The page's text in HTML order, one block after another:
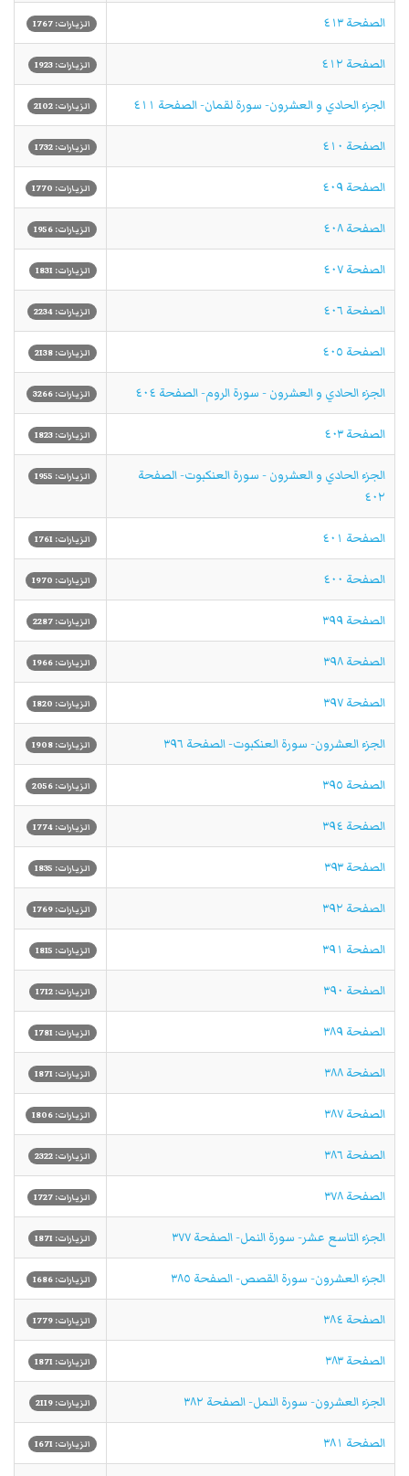
الصفحة ٤١٣ الزيارات: 1767
الصفحة ٤١٢ الزيارات: 1923
الجزء الحادي و العشرون- سورة لقمان- الصفحة ٤١١ الزيارات: 2102
الصفحة ٤١٠ الزيارات: 1732
الصفحة ٤٠٩ الزيارات: 1770
الصفحة ٤٠٨ الزيارات: 1956
الصفحة ٤٠٧ الزيارات: 1831
الصفحة ٤٠٦ الزيارات: 2234
الصفحة ٤٠٥ الزيارات: 2138
الجزء الحادي و العشرون - سورة الروم- الصفحة ٤٠٤ الزيارات: 3266
الصفحة ٤٠٣ الزيارات: 1823
الجزء الحادي و العشرون - سورة العنكبوت- الصفحة
٤٠٢
الزيارات: 1955
الصفحة ٤٠١ الزيارات: 1761
الصفحة ٤٠٠ الزيارات: 1970
الصفحة ٣٩٩ الزيارات: 2287
الصفحة ٣٩٨ الزيارات: 1966
الصفحة ٣٩٧ الزيارات: 1820
الجزء العشرون- سورة العنكبوت- الصفحة ٣٩٦ الزيارات: 1908
الصفحة ٣٩٥ الزيارات: 2056
الصفحة ٣٩٤ الزيارات: 1774
الصفحة ٣٩٣ الزيارات: 1835
الصفحة ٣٩٢ الزيارات: 1769
الصفحة ٣٩١ الزيارات: 1815
الصفحة ٣٩٠ الزيارات: 1712
الصفحة ٣٨٩ الزيارات: 1781
الصفحة ٣٨٨ الزيارات: 1871
الصفحة ٣٨٧ الزيارات: 1806
الصفحة ٣٨٦ الزيارات: 2322
الصفحة ٣٧٨ الزيارات: 1727
الجزء التاسع عشر- سورة النمل- الصفحة ٣٧٧ الزيارات: 1871
الجزء العشرون- سورة القصص- الصفحة ٣٨٥ الزيارات: 1686
الصفحة ٣٨٤ الزيارات: 1779
الصفحة ٣٨٣ الزيارات: 1871
الجزء العشرون- سورة النمل- الصفحة ٣٨٢ الزيارات: 2119
الصفحة ٣٨١ الزيارات: 1671